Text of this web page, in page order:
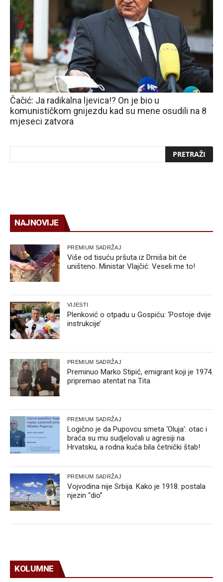
Čačić: Ja radikalna ljevica!? On je bio u
komunističkom gnijezdu kad su mene osudili na 8
mjeseci zatvora
NAJNOVIJE
PREMIUM SADRŽAJ
Više od tisuću pršuta iz Drniša bit će
uništeno. Ministar Vlajčić: Veseli me to!
VIJESTI
Plenković o otpadu u Gospiću: ‘Postoje dvije
instrukcije’
PREMIUM SADRŽAJ
Preminuo Marko Stipić, emigrant koji je 1974.
pripremao atentat na Tita
PREMIUM SADRŽAJ
Logično je da Pupovcu smeta ‘Oluja’: otac i
braća su mu sudjelovali u agresiji na
Hrvatsku, a rodna kuća bila četnički štab!
PREMIUM SADRŽAJ
Vojvodina nije Srbija. Kako je 1918. postala
njezin “dio”
KOLUMNE